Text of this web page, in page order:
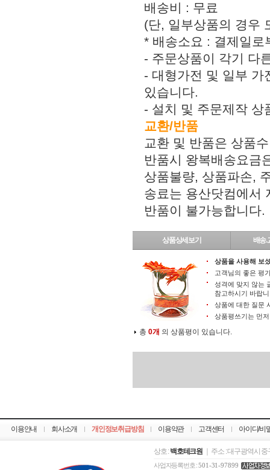
배송비 : 무료
(단, 일부상품의 경우
* 배송소요 : 결제일로
- 주문상품이 각기 다
- 대형가전 및 일부 가
있습니다.
- 설치 및 주문제작 상
교환/반품
교환 및 반품은 상품
반품시 왕복배송요금
상품불량, 상품파손,
송료는 용산닷컴에서
반품이 불가능합니다.
상품상세보기 배송.
상품을 사용해 보
고객님의 좋은 평
성격에 맞지 않는
참고하시기 바랍
상품에 대한 질문
상품평쓰기는 먼
총 0개 의 상품평이 있습니다.
이용안내 회사소개 개인정보취급방침 이용약관 고객센터 아이디/비
상호 : 백호테크원 ｜ 주소 : 대구광역시
사업자등록번호 :501-31-97899